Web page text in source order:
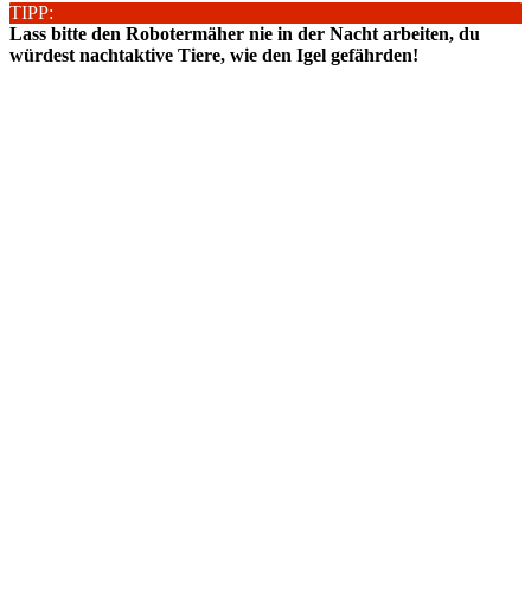
TIPP:
Lass bitte den Robotermäher nie in der Nacht arbeiten, du
würdest nachtaktive Tiere, wie den Igel gefährden!